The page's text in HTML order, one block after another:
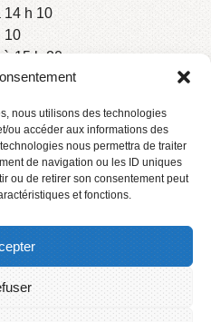
nous utilisons des technologies
ou accéder aux informations des
nous permettra de traiter
de navigation ou les ID uniques
ou de retirer son consentement peut
et fonctions.
14 h 10
10
15 h 20